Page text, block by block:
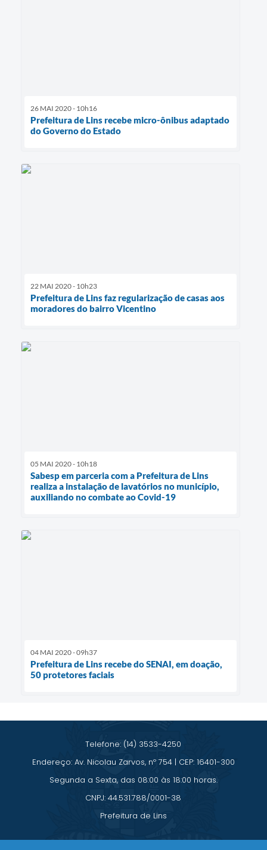
26 MAI 2020 - 10h16
Prefeitura de Lins recebe micro-ônibus adaptado
do Governo do Estado
22 MAI 2020 - 10h23
Prefeitura de Lins faz regularização de casas aos
moradores do bairro Vicentino
05 MAI 2020 - 10h18
Sabesp em parceria com a Prefeitura de Lins
realiza a instalação de lavatórios no município,
auxiliando no combate ao Covid-19
04 MAI 2020 - 09h37
Prefeitura de Lins recebe do SENAI, em doação,
50 protetores faciais
Telefone: (14) 3533-4250
Endereço: Av. Nicolau Zarvos, nº 754 | CEP: 16401-300
Segunda a Sexta, das 08:00 às 18:00 horas.
CNPJ: 44.531.788/0001-38
Prefeitura de Lins